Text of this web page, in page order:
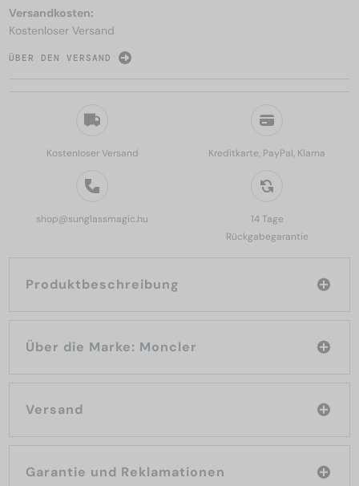
Kostenloser Versand Kreditkarte, PayPal, Klarna
shop@sunglassmagic.hu
14 Tage
Rückgabegarantie
Produktbeschreibung
Über die Marke: Moncler
Versand
Garantie und Reklamationen
Versandkosten:
Kostenloser Versand
ÜBER DEN VERSAND